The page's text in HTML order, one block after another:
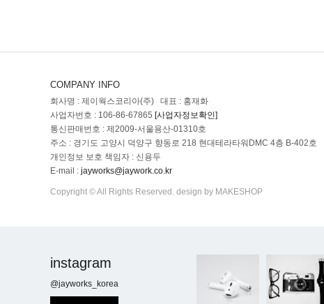
COMPANY INFO
회사명 : 제이웍스코리아(주) 대표 : 홍재화
사업자번호 : 106-86-67865 [사업자정보확인]
통신판매번호 : 제2009-서울용산-01310호
주소 : 경기도 고양시 덕양구 향동로 218 현대테라타워DMC 4층 B-402호
개인정보 보호 책임자 : 신용두
E-mail : jayworks@jaywork.co.kr
Copyright © All Rights Reserved. design by MAKESHOP
instagram
@jayworks_korea